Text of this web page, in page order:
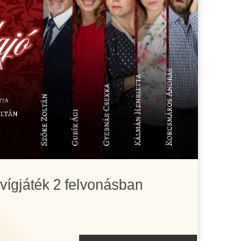
2 felvonásban